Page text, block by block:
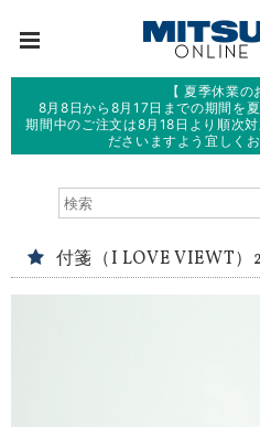
【 夏季休業の
8月8日から8月17日までの期間を
期間中のご注文は8月18日より順次
ださいますよう宜しく
付箋（I LOVE VIEWT）